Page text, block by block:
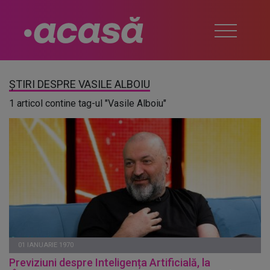
ȘTIRI DESPRE VASILE ALBOIU
1 articol contine tag-ul "Vasile Alboiu"
01 IANUARIE 1970
Previziuni despre Inteligența Artificială, la